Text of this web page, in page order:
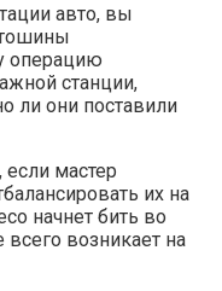
авто, вы
операцию
станции,
ли они поставили
мастер
их на
начнет бить во
возникает на